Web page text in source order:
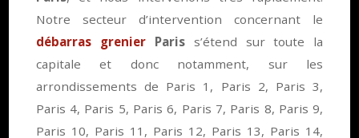
Notre secteur d’intervention concernant le
débarras grenierPariss’étend sur toute la
capitale et donc notamment, sur les
arrondissements de Paris 1, Paris 2, Paris 3,
Paris 4, Paris 5, Paris 6, Paris 7, Paris 8, Paris 9,
Paris 10, Paris 11, Paris 12, Paris 13, Paris 14,